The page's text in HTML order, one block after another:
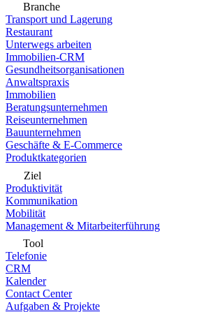
Branche
Transport und Lagerung
Restaurant
Unterwegs arbeiten
Immobilien-CRM
Gesundheitsorganisationen
Anwaltspraxis
Immobilien
Beratungsunternehmen
Reiseunternehmen
Bauunternehmen
Geschäfte & E-Commerce
Produktkategorien
Ziel
Produktivität
Kommunikation
Mobilität
Management & Mitarbeiterführung
Tool
Telefonie
CRM
Kalender
Contact Center
Aufgaben & Projekte